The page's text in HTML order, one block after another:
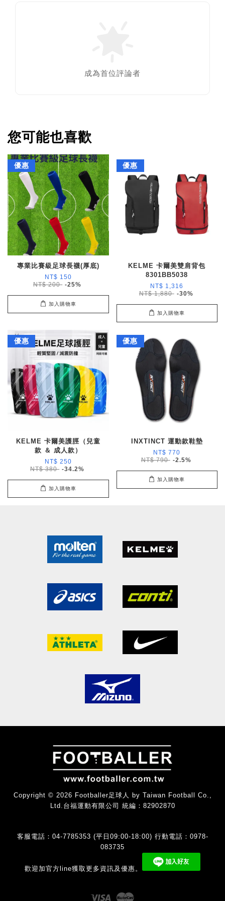
成為首位評論者
您可能也喜歡
優惠
專業比賽級足球長襪(厚底)
NT$ 150
NT$ 200 -25%
加入購物車
優惠
KELME 卡爾美雙肩背包
8301BB5038
NT$ 1,316
NT$ 1,880 -30%
加入購物車
優惠
KELME 卡爾美護脛（兒童
款 ＆ 成人款）
NT$ 250
NT$ 380 -34.2%
加入購物車
優惠
INXTINCT 運動款鞋墊
NT$ 770
NT$ 790 -2.5%
加入購物車
Copyright © 2026 Footballer足球人 by Taiwan Football Co.,
Ltd.台福運動有限公司 統編：82902870
客服電話：04-7785353 (平日09:00-18:00) 行動電話：0978-
083735
歡迎加官方line獲取更多資訊及優惠。
Visa